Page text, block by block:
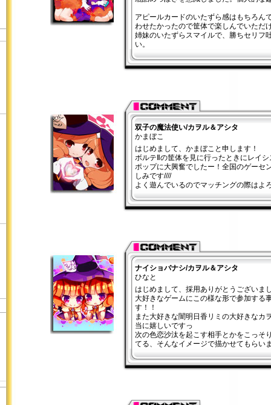
アピールカードのいたずら感はもちろん
わせたかったので筐体で楽しんでいただ
姉妹のいたずらスマイルで、勝ちセリフ
い。
双子の魔法使い/カヲル＆アシタ
かまぼこ
はじめまして、かまぼこと申します！
ボルテⅡの筐体を見に行ったときにレイ
ポップに大興奮でしたー！全国のゲーセ
しみです////
よく遊んでいるのでマッチングの際はよ
ナイショバナシ/カヲル＆アシタ
ひなと
はじめまして、採用ありがとうございま
大好きなゲームにこの様な形で参加する
す！！
また大好きな闇明日香リミの大好きなカ
当に嬉しいですっ
次の色恋沙汰を起こす相手とかをこっそ
てる、そんなイメージで描かせてもらい